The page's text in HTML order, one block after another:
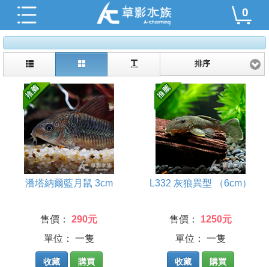
0
排序
潘塔納爾藍月鼠 3cm
售價：
290元
單位： 一隻
收藏 購買
L332 灰狼異型 （6cm）
售價：
1250元
單位： 一隻
收藏 購買